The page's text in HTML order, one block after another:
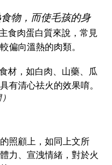
物，而使毛孩的身
食肉蛋白質來說，常見
偏向溫熱的肉類。
材，如白肉、山藥、瓜
有清心祛火的效果唷。
)
照顧上，如同上文所
力、宣洩情緒，對於火